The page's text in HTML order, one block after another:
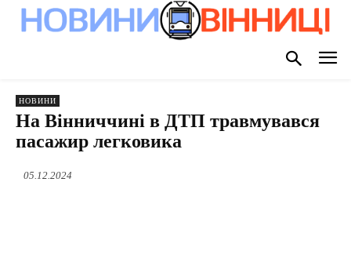
НОВИНИ
На Вінниччині в ДТП травмувався
пасажир легковика
05.12.2024